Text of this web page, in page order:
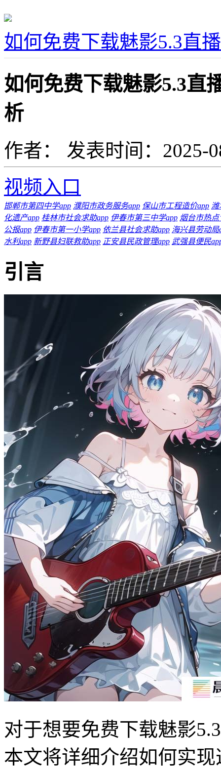
如何免费下载魅影5.3直
如何免费下载魅影5.3直
析
作者：
发表时间：2025-
视频入口
邯郸市第四中学app 濮阳市政务服务app 保山市工程造价app 潍
化遗产app 桂林市社会求助app 伊春市第三中学app 烟台市热点
公报app 伊春市第一小学app 依兰县社会求助app 海兴县劳动局
水利app 新野县妇联救助app 正安县民政管理app 武强县便民
引言
对于想要免费下载魅影
本文将详细介绍如何实